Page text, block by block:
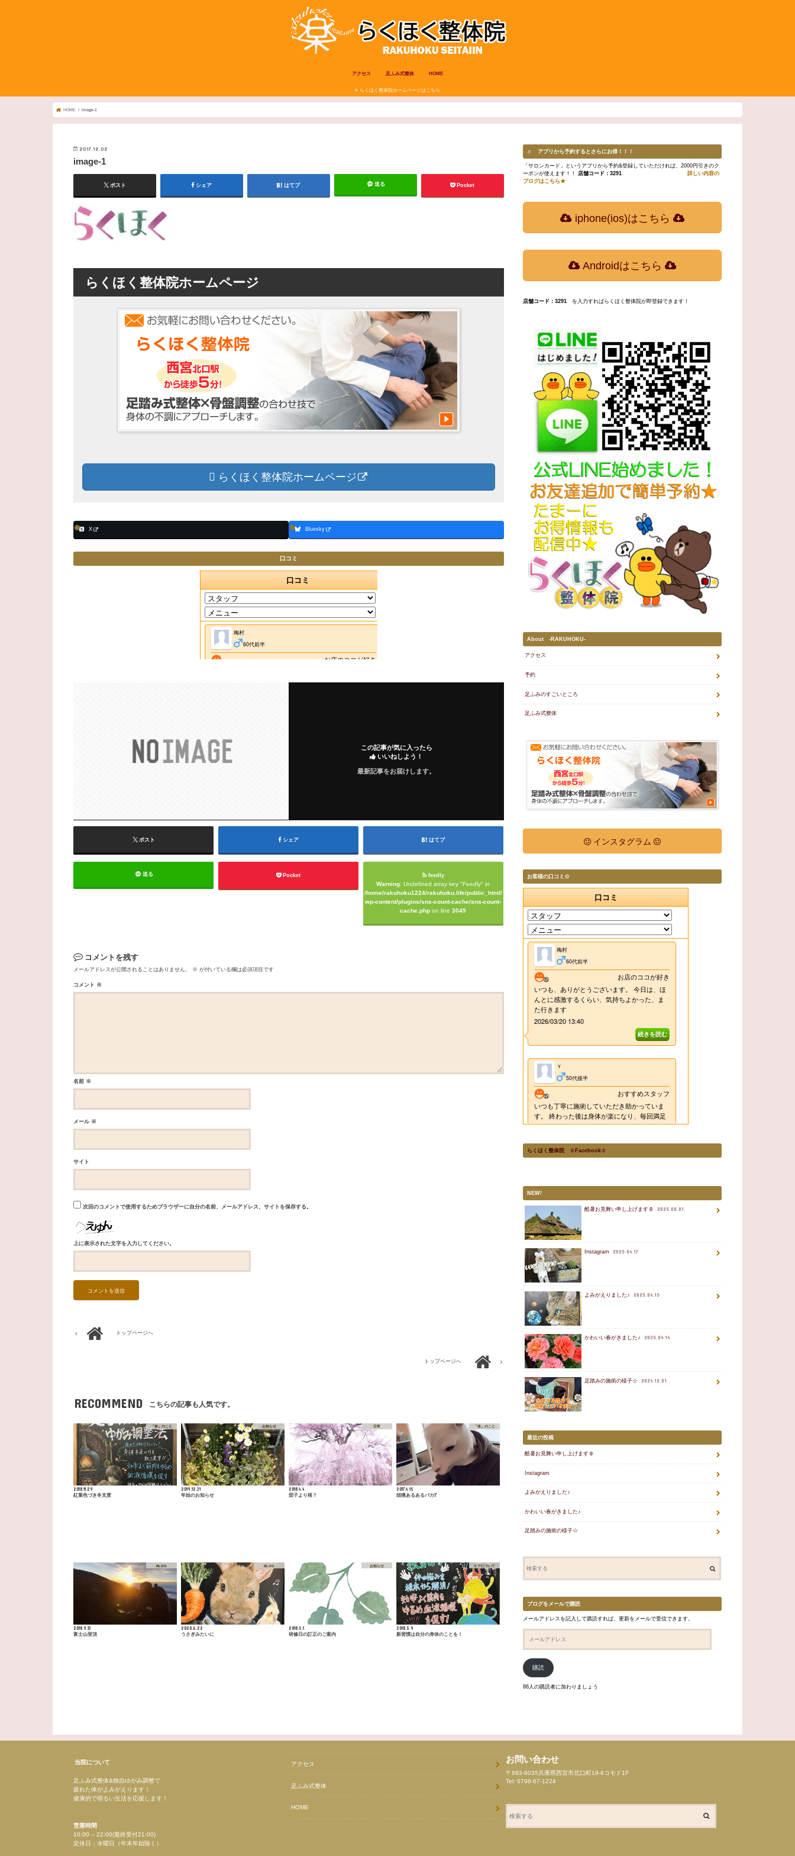
アクセス 足ふみ式整体 HOME
らくほく整体院ホームページはこちら
HOME image-1
2017.12.02
image-1
ポスト シェア はてブ 送る Pocket
らくほく整体院ホームページ
らくほく整体院ホームページ
X Bluesky
口コミ
この記事が気に入ったら
いいねしよう！
最新記事をお届けします。
ポスト シェア はてブ
送る Pocket feedly
Warning: Undefined array key "Feedly" in
/home/rakuhoku1224/rakuhoku.life/public_html/
wp-content/plugins/sns-count-cache/sns-count-
cache.php on line3049
コメントを残す
メールアドレスが公開されることはありません。 ※ が付いている欄は必須項目です
コメント ※
名前 ※
メール ※
サイト
次回のコメントで使用するためブラウザーに自分の名前、メールアドレス、サイトを保存する。
上に表示された文字を入力してください。
トップページへ
トップページへ
RECOMMEND こちらの記事も人気です。
「体」のこと
2018.11.29
紅葉色づき冬支度
お知らせ
2019.12.31
年始のお知らせ
日常
2018.4.4
団子より桜？
「体」のこと
2017.4.15
頭痛あるあるパカ⁉︎
BLOG
2018.9.13
富士山登頂
BLOG
2020.6.22
うさぎみたいに
お知らせ
2018.5.1
研修日の訂正のご案内
ケアについて
2018.5.9
新習慣は自分の身体のことを！
♬ アプリから予約するとさらにお得！！！
「サロンカード」というアプリから予約&登録していただければ、2000円引きのク
ーポンが使えます！！ 店舗コード：3291
詳しい内容の
ブログはこちら★
iphone(ios)はこちら
Androidはこちら
店舗コード：3291 を入力すればらくほく整体院が即登録できます！
About -RAKUHOKU-
アクセス
予約
足ふみのすごいところ
足ふみ式整体
インスタグラム
お客様の口コミ☆
らくほく整体院 ☺Facebook☺
NEW!
酷暑お見舞い申し上げます☺ 2025.08.01
Instagram 2025.04.17
よみがえりました♪ 2025.04.15
かわいい春がきました♪ 2025.04.14
足踏みの施術の様子☆ 2024.12.01
最近の投稿
酷暑お見舞い申し上げます☺
Instagram
よみがえりました♪
かわいい春がきました♪
足踏みの施術の様子☆
ブログをメールで購読
メールアドレスを記入して購読すれば、更新をメールで受信できます。
ド
レ
ス
購読
86人の購読者に加わりましょう
当院について
足ふみ式整体&独自ゆがみ調整で
疲れた体がよみがえります！
健康的で明るい生活を応援します！
営業時間
10:00 – 22:00(最終受付21:00)
定休日：水曜日（年末年始除く）
アクセス
足ふみ式整体
HOME
お問い合わせ
〒663-8035兵庫県西宮市北口町19-6コモド1F
Tel: 0798-67-1224